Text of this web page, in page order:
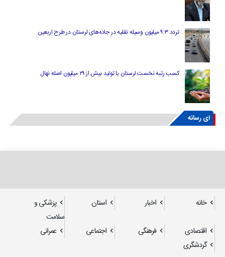
تردد ۹.۳ میلیون وسیله نقلیه در جاده‌های لرستان در طرح اربعین
کسب رتبه نخست لرستان با تولید بیش از ۲۹ میلیون اصله نهال
ای رسانه
خانه اخبار استان
پزشکی و
سلامت
اقتصادی
فرهنگی اجتماعی
عمرانی
گردشگری